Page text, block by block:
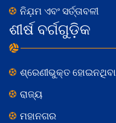
ନିଯ଼ମ ଏବଂ ସର୍ତ୍ତାବଳୀ
ଶୀର୍ଷ ବର୍ଗଗୁଡ଼ିକ
ଶ୍ରେଣୀଭୁକ୍ତ ହୋଇନଥିବା
ରାଜ୍ୟ
ମହାନଗର